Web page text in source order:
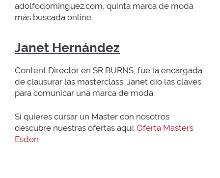
adolfodominguez.com, quinta marca de moda
más buscada online.
Janet Hernández
Content Director en SR BURNS, fue la encargada
de clausurar las masterclass. Janet dio las claves
para comunicar una marca de moda.
Si quieres cursar un Master con nosotros
descubre nuestras ofertas aquí: Oferta Masters
Esden